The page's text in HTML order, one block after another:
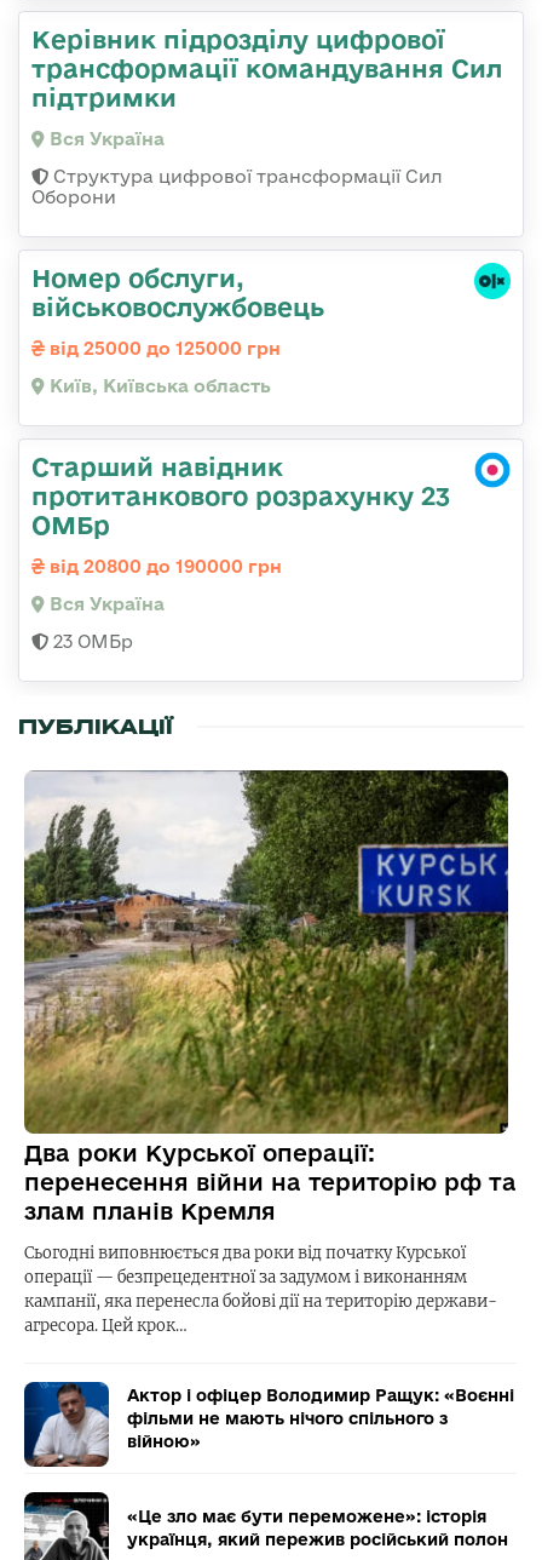
Керівник підрозділу цифрової
трансформації командування Сил
підтримки
Вся Україна
Структура цифрової трансформації Сил
Оборони
Номер обслуги,
військовослужбовець
від 25000 до 125000 грн
Київ, Київська область
Старший навідник
протитанкового розрахунку 23
ОМБр
від 20800 до 190000 грн
Вся Україна
23 ОМБр
ПУБЛІКАЦІЇ
Два роки Курської операції:
перенесення війни на територію рф та
злам планів Кремля
Сьогодні виповнюється два роки від початку Курської
операції — безпрецедентної за задумом і виконанням
кампанії, яка перенесла бойові дії на територію держави-
агресора. Цей крок…
Актор і офіцер Володимир Ращук: «Воєнні
фільми не мають нічого спільного з
війною»
«Це зло має бути переможене»: історія
українця, який пережив російський полон